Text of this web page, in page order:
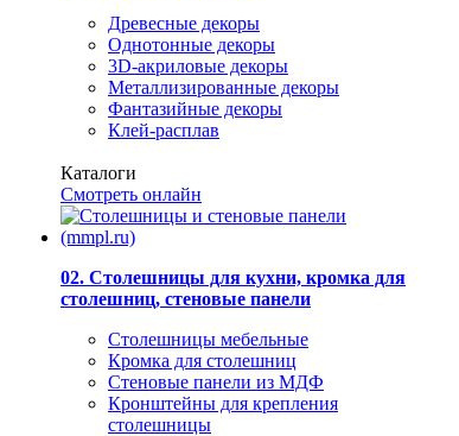
Древесные декоры
Однотонные декоры
3D-акриловые декоры
Металлизированные декоры
Фантазийные декоры
Клей-расплав
Каталоги
Смотреть онлайн
02. Столешницы для кухни, кромка для
столешниц, стеновые панели
Столешницы мебельные
Кромка для столешниц
Стеновые панели из МДФ
Кронштейны для крепления
столешницы